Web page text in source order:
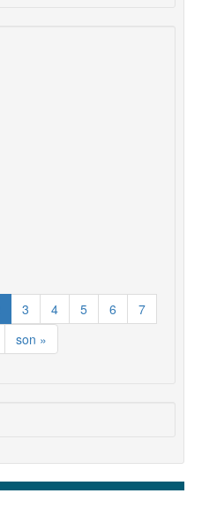
3 4 5 6
7
son »